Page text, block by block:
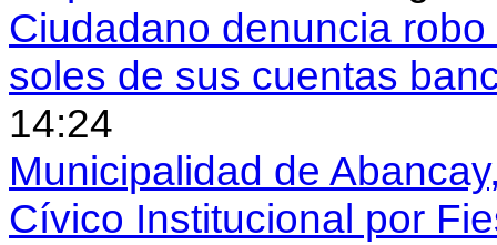
Ciudadano denuncia
soles de sus cuentas
14:24
Municipalidad de
Cívico Institucional por